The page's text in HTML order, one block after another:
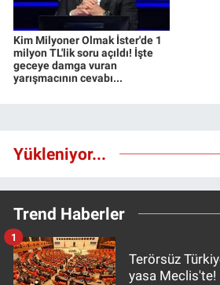
Kim Milyoner Olmak İster'de 1
milyon TL'lik soru açıldı! İşte
geceye damga vuran
yarışmacının cevabı...
Yükleniyor...
Trend Haberler
Terörsüz
yasa
1